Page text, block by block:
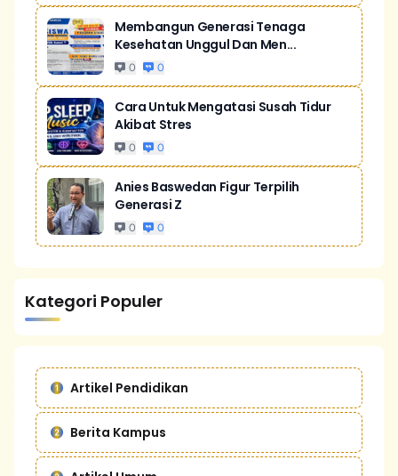
Membangun Generasi Tenaga
Kesehatan Unggul Dan Men...
0 0
Cara Untuk Mengatasi Susah Tidur
Akibat Stres
0 0
Anies Baswedan Figur Terpilih
Generasi Z
0 0
Kategori Populer
Artikel Pendidikan
Berita Kampus